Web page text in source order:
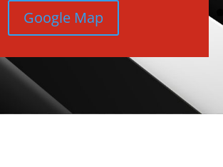
Google Map